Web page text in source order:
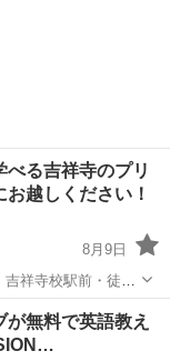
る吉祥寺のプリ
越しください！
8月9日
祥寺校駅前・徒歩
せん。 保護者
テッソーリ
無料で英語教え